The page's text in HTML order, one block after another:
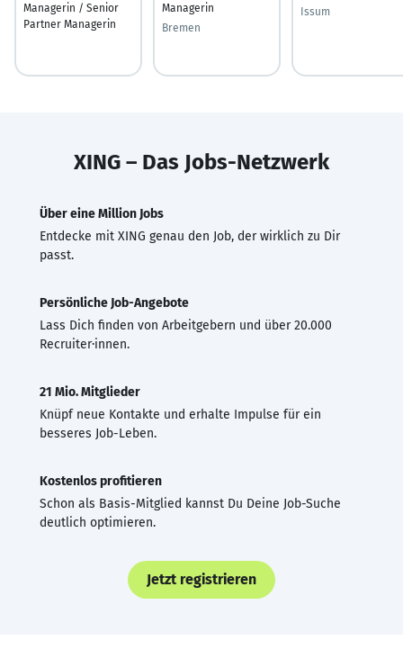
Managerin / Senior
Partner Managerin
Managerin
Bremen
Issum
XING – Das Jobs-Netzwerk
Über eine Million Jobs
Entdecke mit XING genau den Job, der wirklich zu Dir
passt.
Persönliche Job-Angebote
Lass Dich finden von Arbeitgebern und über 20.000
Recruiter·innen.
21 Mio. Mitglieder
Knüpf neue Kontakte und erhalte Impulse für ein
besseres Job-Leben.
Kostenlos profitieren
Schon als Basis-Mitglied kannst Du Deine Job-Suche
deutlich optimieren.
Jetzt registrieren